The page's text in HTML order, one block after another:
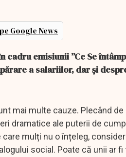
Google News
emisiunii ”Ce Se
a salariilor, dar și
mai multe cauze. Plecând
dramatice ale puterii de
mulți nu o înțeleg,
social. Poate că unii ar